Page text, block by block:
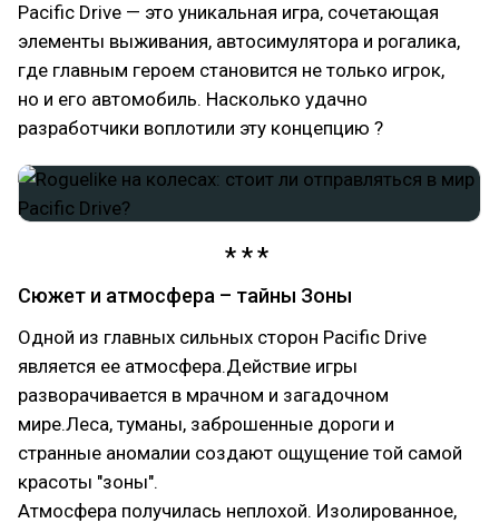
Pacific Drive — это уникальная игра, сочетающая
элементы выживания, автосимулятора и рогалика,
где главным героем становится не только игрок,
но и его автомобиль. Насколько удачно
разработчики воплотили эту концепцию ?
Сюжет и атмосфера – тайны Зоны
Одной из главных сильных сторон Pacific Drive
является ее атмосфера.Действие игры
разворачивается в мрачном и загадочном
мире.Леса, туманы, заброшенные дороги и
странные аномалии создают ощущение той самой
красоты "зоны".
Атмосфера получилась неплохой. Изолированное,